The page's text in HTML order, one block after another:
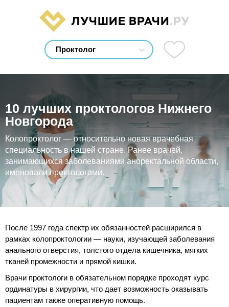
ЛУЧШИЕ ВРАЧИ.РУ
10 лучших проктологов Нижнего
Новгорода
Колопроктолог — относительно новая врачебная
специальность в нашей стране. Ранее врачей,
занимающихся заболеваниями аноректальной области,
именовали проктологами.
После 1997 года спектр их обязанностей расширился в
рамках колопроктологии — науки, изучающей заболевания
анального отверстия, толстого отдела кишечника, мягких
тканей промежности и прямой кишки.
Врачи проктологи в обязательном порядке проходят курс
ординатуры в хирургии, что дает возможность оказывать
пациентам также оперативную помощь.